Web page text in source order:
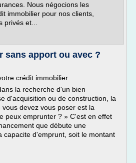
Nous négocions les
immobilier pour nos clients,
et...
sans apport ou avec ?
crédit immobilier
la recherche d'un bien
d'acquisition ou de construction, la
devez vous poser est la
peux emprunter ? » C'est en effet
que débute une
capacite d'emprunt, soit le montant